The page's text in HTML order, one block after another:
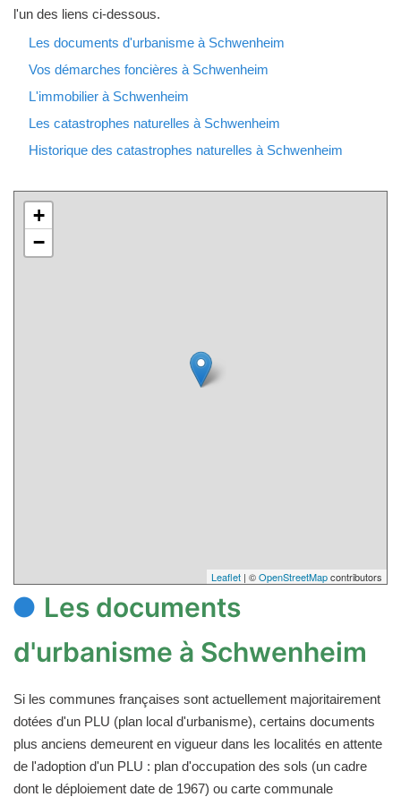
l'un des liens ci-dessous.
Les documents d'urbanisme à Schwenheim
Vos démarches foncières à Schwenheim
L'immobilier à Schwenheim
Les catastrophes naturelles à Schwenheim
Historique des catastrophes naturelles à Schwenheim
+
−
Leaflet | ©OpenStreetMapcontributors
Les documents
d'urbanisme à Schwenheim
Si les communes françaises sont actuellement majoritairement
dotées d'un PLU (plan local d'urbanisme), certains documents
plus anciens demeurent en vigueur dans les localités en attente
de l'adoption d'un PLU : plan d'occupation des sols (un cadre
dont le déploiement date de 1967) ou carte communale